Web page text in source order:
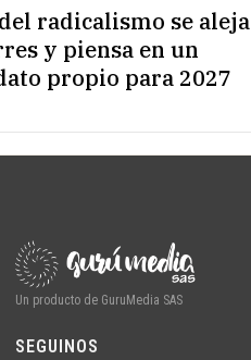
radicalismo se aleja
y piensa en un
propio para 2027
Un producto de GuruMedia SAS
SEGUINOS